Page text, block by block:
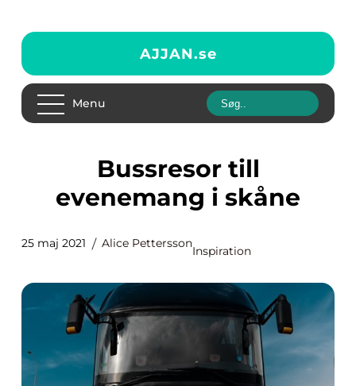
AJJAN.se
Menu
Bussresor till
evenemang i skåne
25 maj 2021 Alice Pettersson
Inspiration